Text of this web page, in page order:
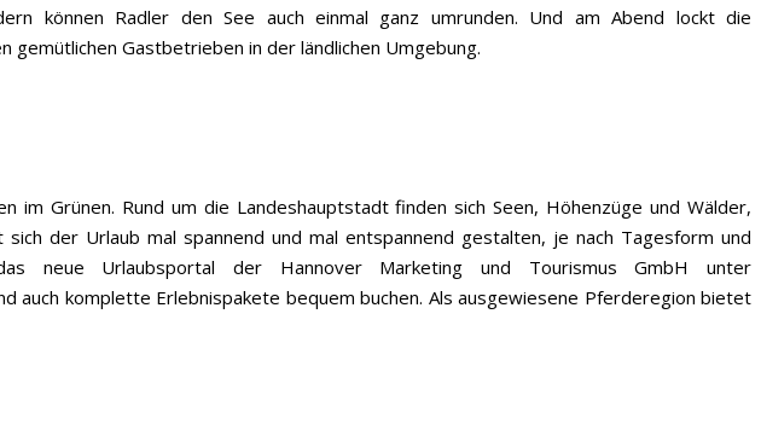
können Radler den See auch einmal ganz umrunden. Und am Abend lockt die
Gastbetrieben in der ländlichen Umgebung.
Grünen. Rund um die Landeshauptstadt finden sich Seen, Höhenzüge und Wälder,
der Urlaub mal spannend und mal entspannend gestalten, je nach Tagesform und
neue Urlaubsportal der Hannover Marketing und Tourismus GmbH unter
auch komplette Erlebnispakete bequem buchen. Als ausgewiesene Pferderegion bietet